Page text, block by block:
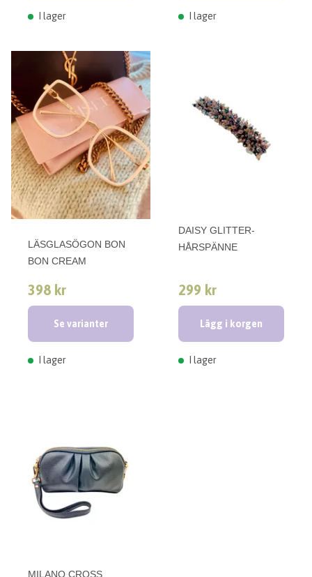
I lager I lager
LÄSGLASÖGON BON
BON CREAM
398 kr
Se varianter
I lager
DAISY GLITTER-
HÅRSPÄNNE
299 kr
Lägg i korgen
I lager
MILANO CROSS